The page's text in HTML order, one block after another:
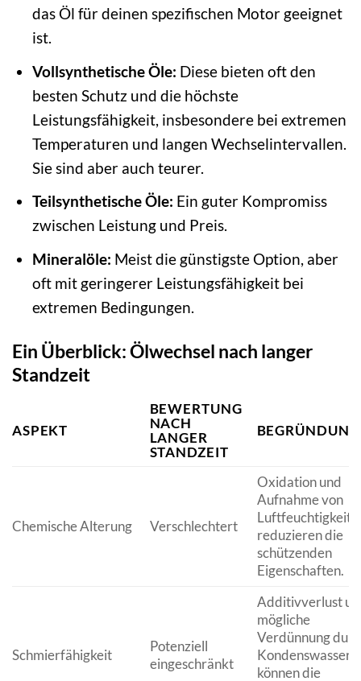
das Öl für deinen spezifischen Motor geeignet
ist.
Vollsynthetische Öle: Diese bieten oft den
besten Schutz und die höchste
Leistungsfähigkeit, insbesondere bei extremen
Temperaturen und langen Wechselintervallen.
Sie sind aber auch teurer.
Teilsynthetische Öle: Ein guter Kompromiss
zwischen Leistung und Preis.
Mineralöle: Meist die günstigste Option, aber
oft mit geringerer Leistungsfähigkeit bei
extremen Bedingungen.
Ein Überblick: Ölwechsel nach langer
Standzeit
ASPEKT
BEWERTUNG
NACH
LANGER
STANDZEIT
BEGRÜNDUNG
Chemische Alterung Verschlechtert
Oxidation und
Aufnahme von
Luftfeuchtigkeit
reduzieren die
schützenden
Eigenschaften.
Schmierfähigkeit
Potenziell
eingeschränkt
Additivverlust
mögliche
Verdünnung
Kondenswasser
können die